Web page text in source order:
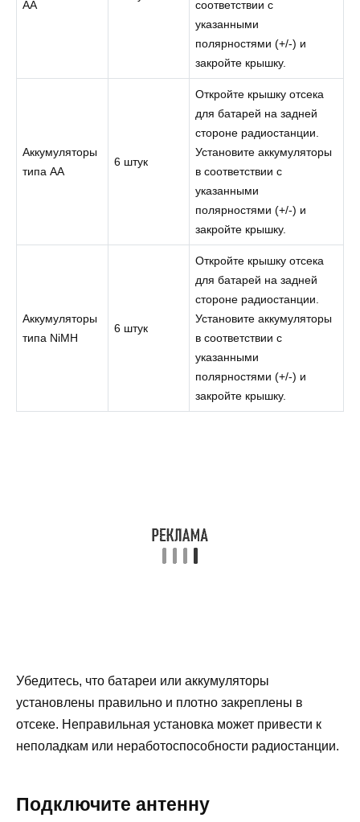
AA
соответствии с
указанными
полярностями (+/-) и
закройте крышку.
Аккумуляторы
типа АА
6 штук
Откройте крышку отсека
для батарей на задней
стороне радиостанции.
Установите аккумуляторы
в соответствии с
указанными
полярностями (+/-) и
закройте крышку.
Аккумуляторы
типа NiMH
6 штук
Откройте крышку отсека
для батарей на задней
стороне радиостанции.
Установите аккумуляторы
в соответствии с
указанными
полярностями (+/-) и
закройте крышку.
Убедитесь, что батареи или аккумуляторы
установлены правильно и плотно закреплены в
отсеке. Неправильная установка может привести к
неполадкам или неработоспособности радиостанции.
Подключите антенну